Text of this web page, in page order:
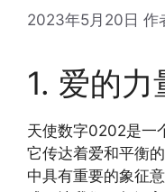
2023年5月20日 作
1. 爱的力
天使数字0202是一
它传达着爱和平衡
中具有重要的象征